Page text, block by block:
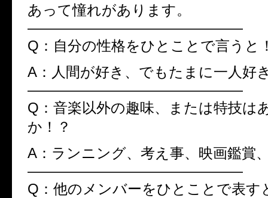
あって憧れがあります。
———————————————
Q：自分の性格をひとことで言うと
A：人間が好き、でもたまに一人好
———————————————
Q：音楽以外の趣味、または特技は
か！？
A：ランニング、考え事、映画鑑賞
———————————————
Q：他のメンバーをひとことで表す